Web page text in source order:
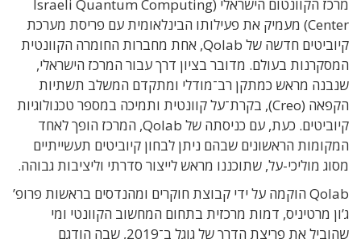
מרכז הקוונטום הישראלי (Israeli Quantum Computing
Center) מעמיק את פעילותו הבינלאומית עם פריסת מערכת
קיוביטים חדשה של Qolab, אחת מחברות החומרה הקוונטית
המסקרנות בעולם. מדובר בציון דרך עבור המרכז הישראלי,
שנבנה מראש כמתקן רב־מודלי ומתקדם המשלב תשתיות
הקפאה (Creo), בקרת־על קוונטית ותמיכה במספר טכנולוגיות
קיוביטים. כעת, עם כניסתה של Qolab, המרכז הופך לאחד
המקומות הראשונים שבהם ניתן לבחון קיוביטים תעשייתיים
מסוג מוליכי-על, שתוכננו מראש לייצור סדרתי וליציבות גבוהה.
Qolab הוקמה על ידי קבוצת חוקרים ומהנדסים בראשות פרופ’
ג’ון מרטיניס, דמות מרכזית בתחום המחשוב הקוונטי ומי
שהוביל את פריצת הדרך של גוגל ב־2019, שבה הודגם